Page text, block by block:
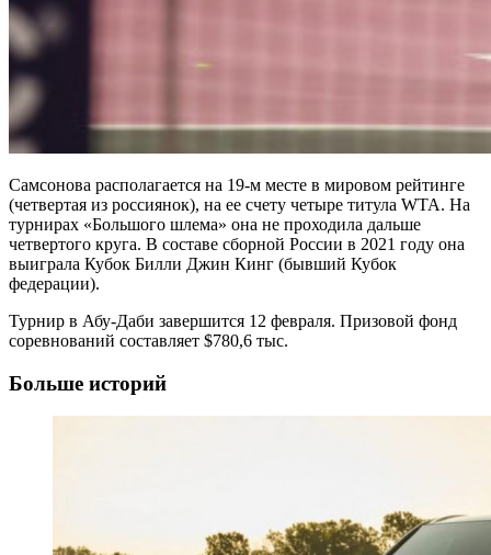
Самсонова располагается на 19-м месте в мировом рейтинге
(четвертая из россиянок), на ее счету четыре титула WTA. На
турнирах «Большого шлема» она не проходила дальше
четвертого круга. В составе сборной России в 2021 году она
выиграла Кубок Билли Джин Кинг (бывший Кубок
федерации).
Турнир в Абу-Даби завершится 12 февраля. Призовой фонд
соревнований составляет $780,6 тыс.
Больше историй